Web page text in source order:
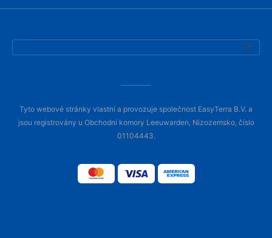
Tyto webové stránky vlastní a provozuje společnost EasyTerra B.V. a
jsou registrovány u Obchodní komory Leeuwarden, Nizozemsko, číslo
01104443.